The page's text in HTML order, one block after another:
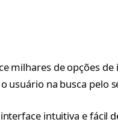
milhares de opções
usuário na busca pelo
intuitiva e fácil